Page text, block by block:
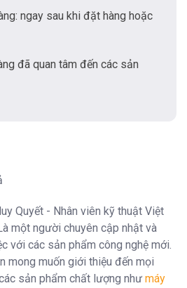
ngay sau khi đặt hàng hoặc
đã quan tâm đến các sản
Quyết - Nhân viên kỹ thuật Việt
một người chuyên cập nhật và
với các sản phẩm công nghệ mới.
mong muốn giới thiệu đến mọi
sản phẩm chất lượng như máy